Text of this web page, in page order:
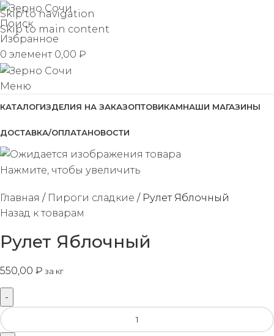
Skip to navigation
Skip to main content
Поиск
Избранное
0 элемент 0,00 ₽
Меню
КАТАЛОГИЗДЕЛИЯ НА ЗАКАЗОПТОВИКАМНАШИ МАГАЗИНЫ
ДОСТАВКА/ОПЛАТАНОВОСТИ
Нажмите, чтобы увеличить
Главная Пироги сладкие
Рулет Яблочный
Назад к товарам
Рулет Яблочный
550,00 ₽ за кг